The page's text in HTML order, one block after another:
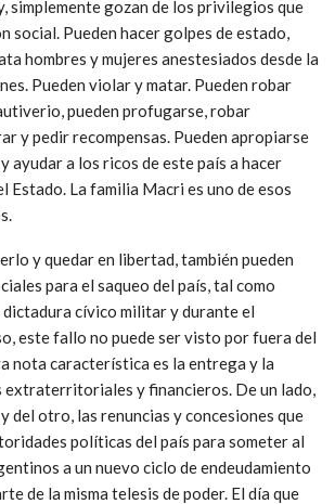
simplemente gozan de los privilegios que
social. Pueden hacer golpes de estado,
hombres y mujeres anestesiados desde la
Pueden violar y matar. Pueden robar
pueden profugarse, robar
y pedir recompensas. Pueden apropiarse
ayudar a los ricos de este país a hacer
Estado. La familia Macri es uno de esos
y quedar en libertad, también pueden
para el saqueo del país, tal como
cívico militar y durante el
este fallo no puede ser visto por fuera del
nota característica es la entrega y la
extraterritoriales y financieros. De un lado,
del otro, las renuncias y concesiones que
políticas del país para someter al
a un nuevo ciclo de endeudamiento
de la misma telesis de poder. El día que